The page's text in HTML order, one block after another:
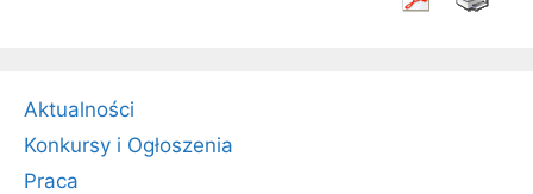
Aktualności
Konkursy i Ogłoszenia
Praca